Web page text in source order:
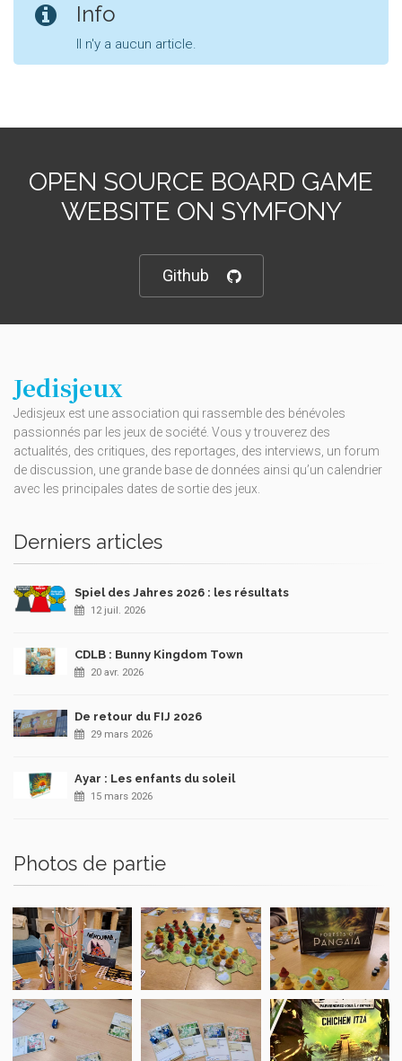
Info
Il n'y a aucun article.
OPEN SOURCE BOARD GAME
WEBSITE ON SYMFONY
Github
Jedisjeux
Jedisjeux est une association qui rassemble des bénévoles
passionnés par les jeux de société. Vous y trouverez des
actualités, des critiques, des reportages, des interviews, un forum
de discussion, une grande base de données ainsi qu’un calendrier
avec les principales dates de sortie des jeux.
Derniers articles
Spiel des Jahres 2026 : les résultats
12 juil. 2026
CDLB : Bunny Kingdom Town
20 avr. 2026
De retour du FIJ 2026
29 mars 2026
Ayar : Les enfants du soleil
15 mars 2026
Photos de partie